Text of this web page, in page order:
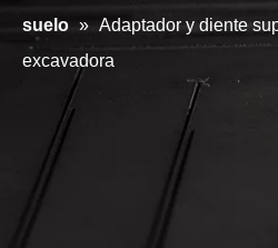
suelo » Adaptador y diente
excavadora